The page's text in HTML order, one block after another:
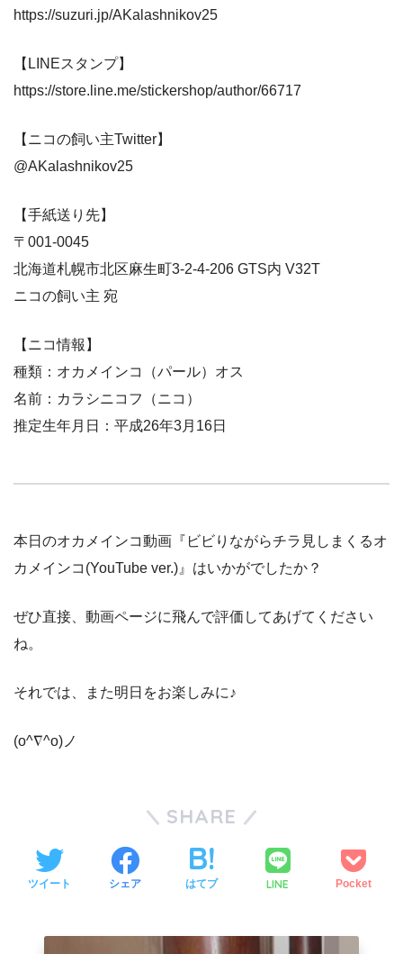
https://suzuri.jp/AKalashnikov25
【LINEスタンプ】
https://store.line.me/stickershop/author/66717
【ニコの飼い主Twitter】
@AKalashnikov25
【手紙送り先】
〒001-0045
北海道札幌市北区麻生町3-2-4-206 GTS内 V32T
ニコの飼い主 宛
【ニコ情報】
種類：オカメインコ（パール）オス
名前：カラシニコフ（ニコ）
推定生年月日：平成26年3月16日
本日のオカメインコ動画『ビビりながらチラ見しまくるオ
カメインコ(YouTube ver.)』はいかがでしたか？
ぜひ直接、動画ページに飛んで評価してあげてください
ね。
それでは、また明日をお楽しみに♪
(o^∇^o)ノ
SHARE
ツイート シェア はてブ LINE Pocket